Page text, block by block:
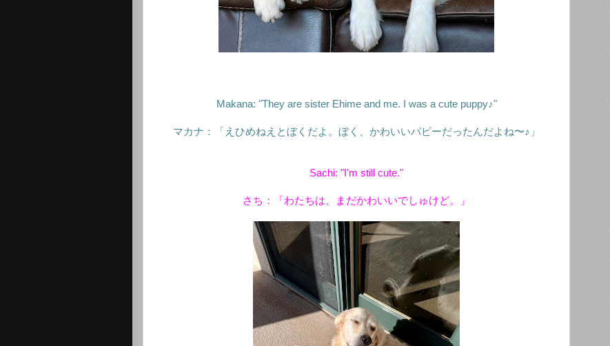
Makana: "They are sister Ehime and me. I was a cute puppy♪"
マカナ：「えひめねえとぼくだよ。ぼく、かわいいパピーだったんだよね〜♪」
Sachi: "I'm still cute."
さち：「わたちは、まだかわいいでしゅけど。」